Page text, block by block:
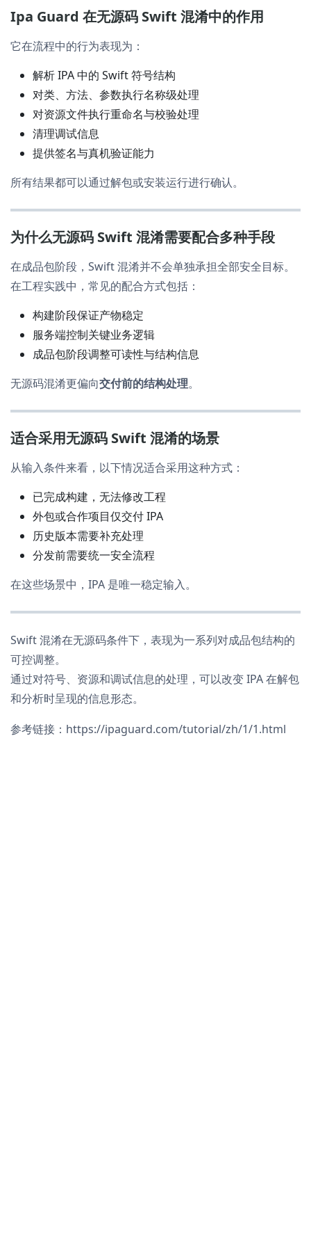
Ipa Guard 在无源码 Swift 混淆中的作用
它在流程中的行为表现为：
解析 IPA 中的 Swift 符号结构
对类、方法、参数执行名称级处理
对资源文件执行重命名与校验处理
清理调试信息
提供签名与真机验证能力
所有结果都可以通过解包或安装运行进行确认。
为什么无源码 Swift 混淆需要配合多种手段
在成品包阶段，Swift 混淆并不会单独承担全部安全目标。
在工程实践中，常见的配合方式包括：
构建阶段保证产物稳定
服务端控制关键业务逻辑
成品包阶段调整可读性与结构信息
无源码混淆更偏向交付前的结构处理。
适合采用无源码 Swift 混淆的场景
从输入条件来看，以下情况适合采用这种方式：
已完成构建，无法修改工程
外包或合作项目仅交付 IPA
历史版本需要补充处理
分发前需要统一安全流程
在这些场景中，IPA 是唯一稳定输入。
Swift 混淆在无源码条件下，表现为一系列对成品包结构的
可控调整。
通过对符号、资源和调试信息的处理，可以改变 IPA 在解包
和分析时呈现的信息形态。
参考链接：https://ipaguard.com/tutorial/zh/1/1.html